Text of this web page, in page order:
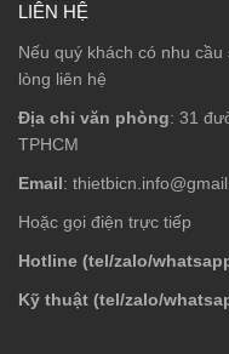
LIÊN HỆ
Nếu quý khách có nhu
lòng liên hệ
Địa chỉ văn phòng: 31
TPHCM
Email:
Hoặc gọi điện trực tiếp
Hotline (tel/zalo/
Kỹ thuật (tel/zalo/